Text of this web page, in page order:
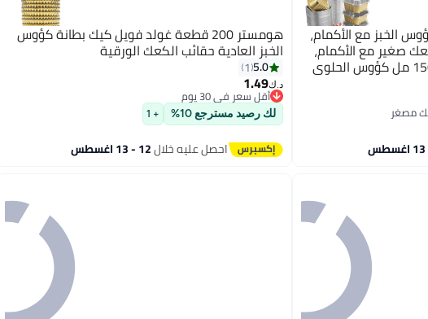
كؤوس الخبز مع الأكمام،
صغير مع الأكمام،
كعك راميكنز قابل للتخلص، 150 مل كؤوس الحلوى
الميلاد، الذهب
هومستر 200 قطعة غولد فويل كيك بطانة كؤوس
الخبز العادية حقائب الكعك الورقية
5.0
1
د.ك‏1.49
أقل سعر في 30 يوم
أقل سعر في 30 يوم
لك رصيد مسترجع 10% + 1
احصل عليه خلال12 - 13 اغسطس